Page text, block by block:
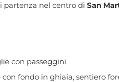
partenza nel centro di San
con passeggini
con fondo in ghiaia, sentiero